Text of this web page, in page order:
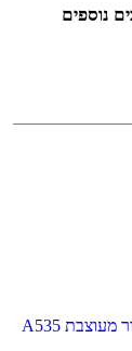
נוספים